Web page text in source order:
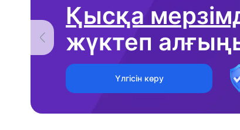
Қысқа
жүктеп
Үлгісін көру